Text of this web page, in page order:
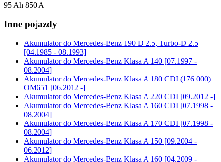
95 Ah 850 A
Inne pojazdy
Akumulator do Mercedes-Benz 190 D 2.5, Turbo-D 2.5
[04.1985 - 08.1993]
Akumulator do Mercedes-Benz Klasa A 140 [07.1997 -
08.2004]
Akumulator do Mercedes-Benz Klasa A 180 CDI (176.000)
OM651 [06.2012 -]
Akumulator do Mercedes-Benz Klasa A 220 CDI [09.2012 -]
Akumulator do Mercedes-Benz Klasa A 160 CDI [07.1998 -
08.2004]
Akumulator do Mercedes-Benz Klasa A 170 CDI [07.1998 -
08.2004]
Akumulator do Mercedes-Benz Klasa A 150 [09.2004 -
06.2012]
Akumulator do Mercedes-Benz Klasa A 160 [04.2009 -